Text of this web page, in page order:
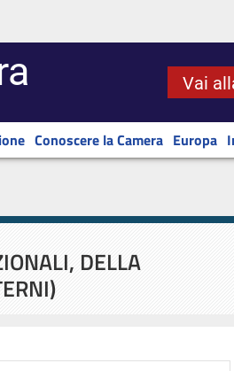
Vai
Conoscere la Camera Europa
DELLA